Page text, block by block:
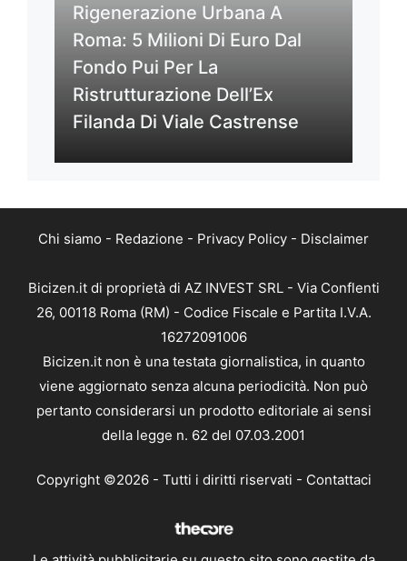
Rigenerazione Urbana A
Roma: 5 Milioni Di Euro Dal
Fondo Pui Per La
Ristrutturazione Dell’Ex
Filanda Di Viale Castrense
Chi siamo - Redazione - Privacy Policy - Disclaimer
Bicizen.it di proprietà di AZ INVEST SRL - Via Conflenti
26, 00118 Roma (RM) - Codice Fiscale e Partita I.V.A.
16272091006
Bicizen.it non è una testata giornalistica, in quanto
viene aggiornato senza alcuna periodicità. Non può
pertanto considerarsi un prodotto editoriale ai sensi
della legge n. 62 del 07.03.2001
Copyright ©2026 - Tutti i diritti riservati - Contattaci